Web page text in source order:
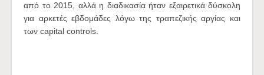
από το 2015, αλλά η διαδικασία ήταν εξαιρετικά δύσκολη
για αρκετές εβδομάδες λόγω της τραπεζικής αργίας και
των capital controls.